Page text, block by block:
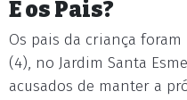
E os Pais?
Os pais da criança
(4), no Jardim Santa
acusados de manter a